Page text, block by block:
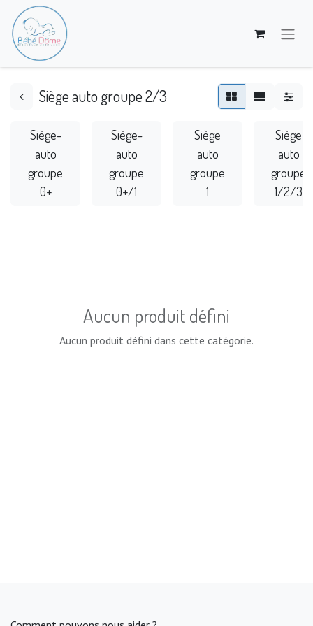
Siège auto groupe 2/3
Siège-
auto
groupe
0+
Siège-
auto
groupe
0+/1
Siège
auto
groupe
1
Siège
auto
groupe
1/2/3
Aucun produit défini
Aucun produit défini dans cette catégorie.